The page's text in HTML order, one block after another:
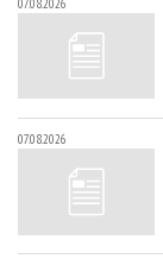
07.08.2026
07.08.2026